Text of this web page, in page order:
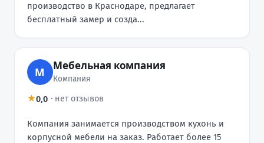
производство в Краснодаре, предлагает
бесплатный замер и созда...
М
Мебельная компания
Компания
★0,0 · нет отзывов
Компания занимается производством кухонь и
корпусной мебели на заказ. Работает более 15